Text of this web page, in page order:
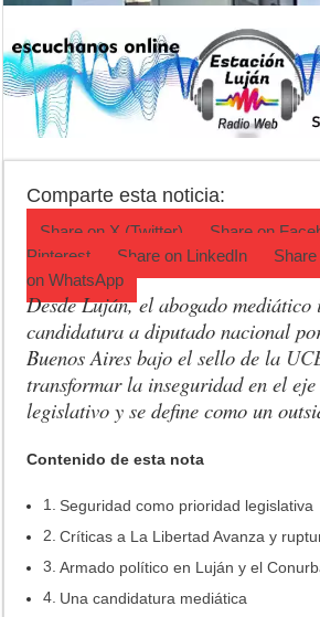
Flandria empató 1 a 1 ante UAI Urquiza en
Flandria afronta una final anticipada ante
Crimen en el Lanusse: murió una mujer y
Salud mental: Luján puso el bienestar
Comparte esta noticia:
Share on X (Twitter) Share on
Pinterest
Share on LinkedIn
onWhatsApp
Desde Luján, el abogado
candidatura a diputado nacional
Buenos Aires bajo el sello de la
transformar la inseguridad en el
legislativo y se define como un
Contenido de esta nota
Seguridad como prioridad legislativa
Críticas a La Libertad Avanza y
Armado político en Luján y el
Una candidatura mediática